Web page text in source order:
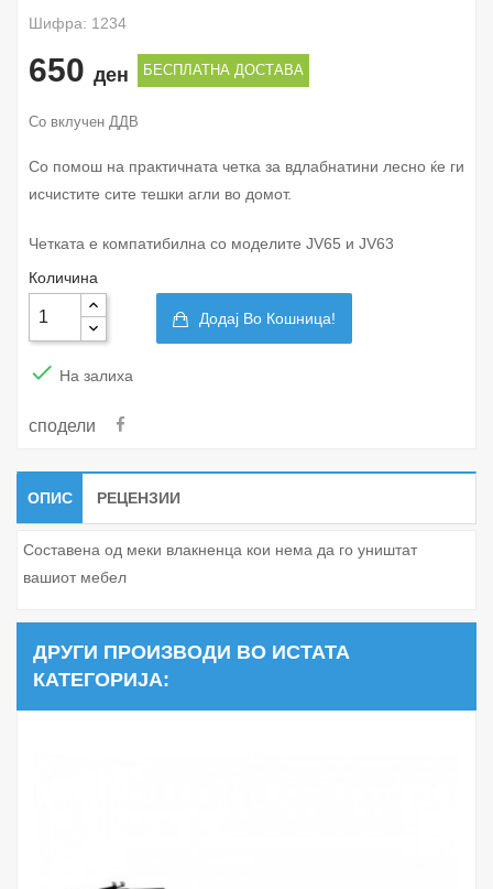
Шифра: 1234
650 ден БЕСПЛАТНА ДОСТАВА
Со вклучен ДДВ
Со помош на практичната четка за вдлабнатини лесно ќе ги
исчистите сите тешки агли во домот.
Четката е компатибилна со моделите JV65 и JV63
Количина
Додај Во Кошница!
 На залиха
сподели
ОПИС РЕЦЕНЗИИ
Составена од меки влакненца кои нема да го уништат
вашиот мебел
ДРУГИ ПРОИЗВОДИ ВО ИСТАТА
КАТЕГОРИЈА: